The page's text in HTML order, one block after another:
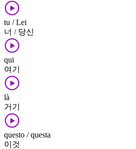
tu / Lei
너 / 당신
qui
여기
là
거기
questo / questa
이것